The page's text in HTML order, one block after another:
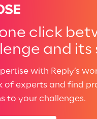
click
and its
with Reply’s
of experts and find
to your challenges.